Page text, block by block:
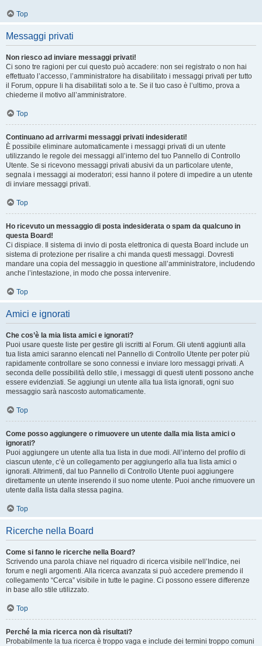
Top
Messaggi privati
Non riesco ad inviare messaggi privati!
Ci sono tre ragioni per cui questo può accadere: non sei registrato o non hai
effettuato l’accesso, l’amministratore ha disabilitato i messaggi privati per tutto
il Forum, oppure li ha disabilitati solo a te. Se il tuo caso è l’ultimo, prova a
chiederne il motivo all’amministratore.
Top
Continuano ad arrivarmi messaggi privati indesiderati!
È possibile eliminare automaticamente i messaggi privati ​​di un utente
utilizzando le regole dei messaggi all’interno del tuo Pannello di Controllo
Utente. Se si ricevono messaggi privati ​​abusivi da un particolare utente,
segnala i messaggi ai moderatori; essi hanno il potere di impedire a un utente
di inviare messaggi privati​​.
Top
Ho ricevuto un messaggio di posta indesiderata o spam da qualcuno in
questa Board!
Ci dispiace. Il sistema di invio di posta elettronica di questa Board include un
sistema di protezione per risalire a chi manda questi messaggi. Dovresti
mandare una copia del messaggio in questione all’amministratore, includendo
anche l’intestazione, in modo che possa intervenire.
Top
Amici e ignorati
Che cos’è la mia lista amici e ignorati?
Puoi usare queste liste per gestire gli iscritti al Forum. Gli utenti aggiunti alla
tua lista amici saranno elencati nel Pannello di Controllo Utente per poter più
rapidamente controllare se sono connessi e inviare loro messaggi privati. A
seconda delle possibilità dello stile, i messaggi di questi utenti possono anche
essere evidenziati. Se aggiungi un utente alla tua lista ignorati, ogni suo
messaggio sarà nascosto automaticamente.
Top
Come posso aggiungere o rimuovere un utente dalla mia lista amici o
ignorati?
Puoi aggiungere un utente alla tua lista in due modi. All’interno del profilo di
ciascun utente, c’è un collegamento per aggiungerlo alla tua lista amici o
ignorati. Altrimenti, dal tuo Pannello di Controllo Utente puoi aggiungere
direttamente un utente inserendo il suo nome utente. Puoi anche rimuovere un
utente dalla lista dalla stessa pagina.
Top
Ricerche nella Board
Come si fanno le ricerche nella Board?
Scrivendo una parola chiave nel riquadro di ricerca visibile nell’Indice, nei
forum e negli argomenti. Alla ricerca avanzata si può accedere premendo il
collegamento “Cerca” visibile in tutte le pagine. Ci possono essere differenze
in base allo stile utilizzato.
Top
Perché la mia ricerca non dà risultati?
Probabilmente la tua ricerca è troppo vaga e include dei termini troppo comuni